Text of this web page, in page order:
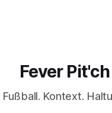
Fever Pit'ch
Fußball. Kontext.